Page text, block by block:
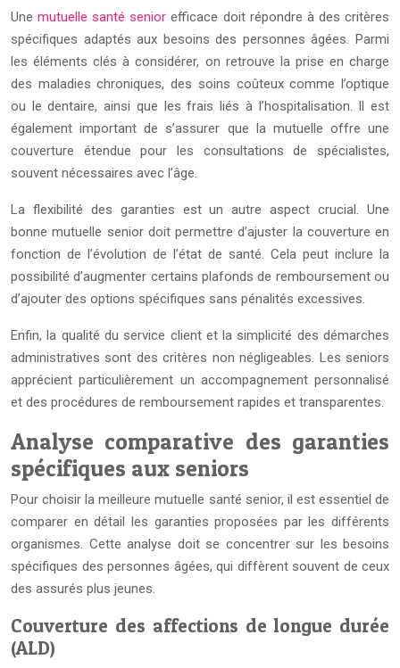
Unemutuelle santé senior efficace doit répondre à des critères
spécifiques adaptés aux besoins des personnes âgées. Parmi
les éléments clés à considérer, on retrouve la prise en charge
des maladies chroniques, des soins coûteux comme l’optique
ou le dentaire, ainsi que les frais liés à l’hospitalisation. Il est
également important de s’assurer que la mutuelle offre une
couverture étendue pour les consultations de spécialistes,
souvent nécessaires avec l’âge.
La flexibilité des garanties est un autre aspect crucial. Une
bonne mutuelle senior doit permettre d’ajuster la couverture en
fonction de l’évolution de l’état de santé. Cela peut inclure la
possibilité d’augmenter certains plafonds de remboursement ou
d’ajouter des options spécifiques sans pénalités excessives.
Enfin, la qualité du service client et la simplicité des démarches
administratives sont des critères non négligeables. Les seniors
apprécient particulièrement un accompagnement personnalisé
et des procédures de remboursement rapides et transparentes.
Analyse comparative des garanties
spécifiques aux seniors
Pour choisir la meilleure mutuelle santé senior, il est essentiel de
comparer en détail les garanties proposées par les différents
organismes. Cette analyse doit se concentrer sur les besoins
spécifiques des personnes âgées, qui diffèrent souvent de ceux
des assurés plus jeunes.
Couverture des affections de longue durée
(ALD)